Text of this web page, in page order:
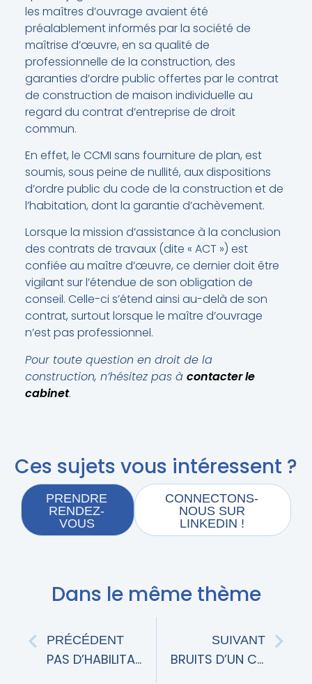
les maîtres d’ouvrage avaient été
préalablement informés par la société de
maîtrise d’œuvre, en sa qualité de
professionnelle de la construction, des
garanties d’ordre public offertes par le contrat
de construction de maison individuelle au
regard du contrat d’entreprise de droit
commun.
En effet, le CCMI sans fourniture de plan, est
soumis, sous peine de nullité, aux dispositions
d’ordre public du code de la construction et de
l’habitation, dont la garantie d’achèvement.
Lorsque la mission d’assistance à la conclusion
des contrats de travaux (dite « ACT ») est
confiée au maître d’œuvre, ce dernier doit être
vigilant sur l’étendue de son obligation de
conseil. Celle-ci s’étend ainsi au-delà de son
contrat, surtout lorsque le maître d’ouvrage
n’est pas professionnel.
Pour toute question en droit de la
construction, n’hésitez pas à contacter le
cabinet.
Ces sujets vous intéressent ?
PRENDRE
RENDEZ-
VOUS
CONNECTONS-
NOUS SUR
LINKEDIN !
Dans le même thème
PRÉCÉDENT
PAS D’HABILITATION DU SYNDIC POUR FORMER UN APPEL EN GARANTIE
SUIVANT
BRUITS D’UN CHANTIER ET TROUBLE ANORMAL DE VOISINAGE